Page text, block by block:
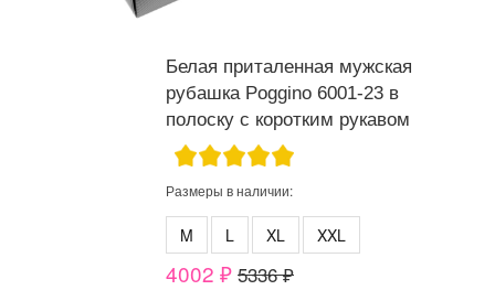
Белая приталенная мужская
рубашка Poggino 6001-23 в
полоску с коротким рукавом
Размеры в наличии:
M L XL XXL
4002 ₽ 5336 ₽